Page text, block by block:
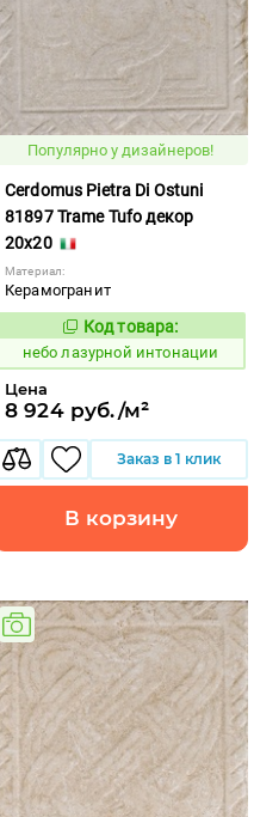
Популярно у дизайнеров!
Cerdomus Pietra Di Ostuni
81897 Trame Tufo декор
20x20
Материал:
Керамогранит
1114533
Код товара:
небо лазурной интонации
Цена
8 924 руб./м²
Заказ в 1 клик
В корзину